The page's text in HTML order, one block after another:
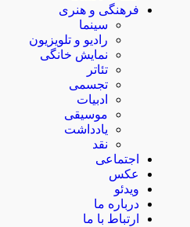
فرهنگی و هنری
سینما
رادیو و تلویزیون
نمایش خانگی
تئاتر
تجسمی
ادبیات
موسیقی
یادداشت
نقد
اجتماعی
عکس
ویدئو
درباره ما
ارتباط با ما